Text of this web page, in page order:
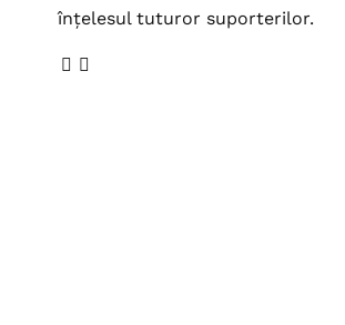
înțelesul tuturor suporterilor.